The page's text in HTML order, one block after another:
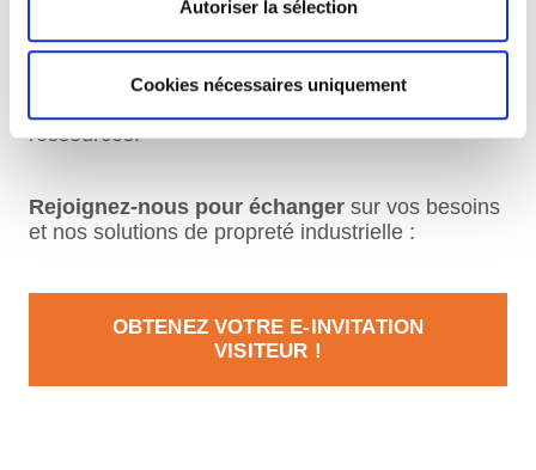
Autoriser la sélection
Cookies nécessaires uniquement
, le Groupe ATALIAN
intégrer les enjeux environnementaux dans
ses solutions pour accompagner les
industrielsvers une empreinte écologique
ressources.
Rejoignez-nous pour échanger sur vos besoins
et nos solutions de propreté industrielle :
OBTENEZ VOTRE E-INVITATION
VISITEUR !